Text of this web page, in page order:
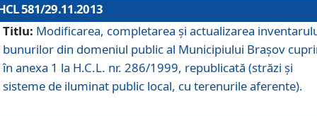
581/29.11.2013
Titlu: Modificarea, completarea şi actualizarea
bunurilor din domeniul public al Municipiului Braşov
în anexa 1 la H.C.L. nr. 286/1999, republicată (străzi şi
sisteme de iluminat public local, cu terenurile aferente).